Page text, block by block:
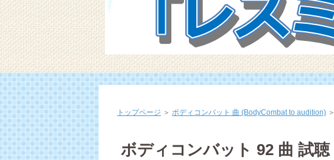
トップページ ＞ ボディコンバット 曲 (BodyCombat to audition) ＞
ボディコンバット 92 曲 試聴